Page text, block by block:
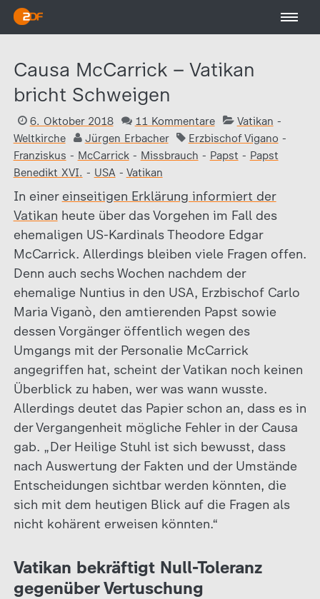
Causa McCarrick – Vatikan
bricht Schweigen
6. Oktober 2018 11 Kommentare Vatikan -
Weltkirche
Jürgen Erbacher Erzbischof Vigano -
Franziskus - McCarrick- Missbrauch - Papst - Papst
Benedikt XVI. - USA- Vatikan
In einer einseitigen Erklärung informiert der
Vatikan heute über das Vorgehen im Fall des
ehemaligen US-Kardinals Theodore Edgar
McCarrick. Allerdings bleiben viele Fragen offen.
Denn auch sechs Wochen nachdem der
ehemalige Nuntius in den USA, Erzbischof Carlo
Maria Viganò, den amtierenden Papst sowie
dessen Vorgänger öffentlich wegen des
Umgangs mit der Personalie McCarrick
angegriffen hat, scheint der Vatikan noch keinen
Überblick zu haben, wer was wann wusste.
Allerdings deutet das Papier schon an, dass es in
der Vergangenheit mögliche Fehler in der Causa
gab. „Der Heilige Stuhl ist sich bewusst, dass
nach Auswertung der Fakten und der Umstände
Entscheidungen sichtbar werden könnten, die
sich mit dem heutigen Blick auf die Fragen als
nicht kohärent erweisen könnten.“
Vatikan bekräftigt Null-Toleranz
gegenüber Vertuschung